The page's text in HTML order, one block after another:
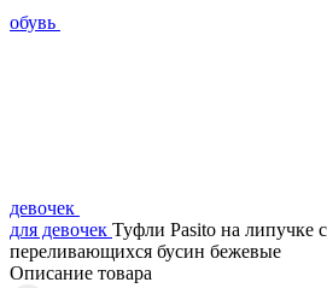
обувь
девочек
для девочек Туфли Pasito на липучке
переливающихся бусин бежевые
Описание товара